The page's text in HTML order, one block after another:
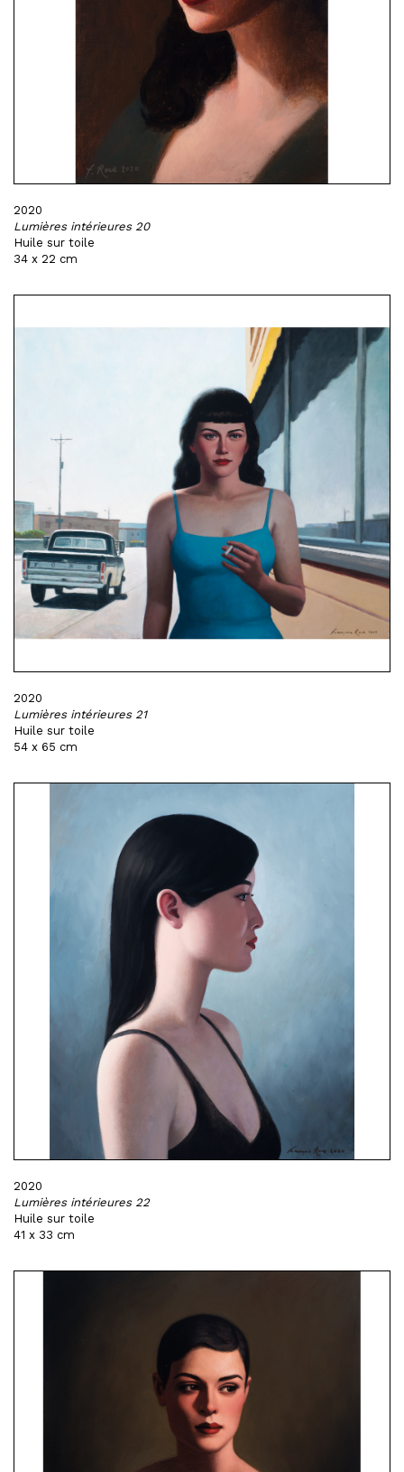
2020
Lumières intérieures 20
Huile sur toile
34 x 22 cm
2020
Lumières intérieures 21
Huile sur toile
54 x 65 cm
2020
Lumières intérieures 22
Huile sur toile
41 x 33 cm